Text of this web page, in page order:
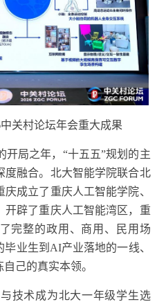
关村论坛年会重大成果
开局之年，“十五五”规划的主
度融合。 北大智能学院联合北
成立了重庆人工智能学院、
开辟了重庆人工智能湾区，重
完整的政用、商用、民用场
业生到AI产业落地的一线、
己的真实本领。
技术成为北大一年级学生选